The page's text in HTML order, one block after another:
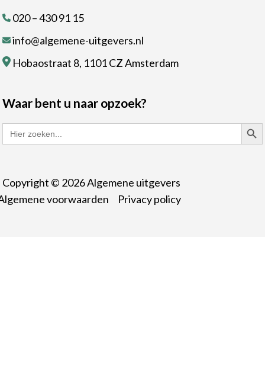
020 – 430 91 15
info@algemene-uitgevers.nl
Hobaostraat 8, 1101 CZ Amsterdam
Waar bent u naar opzoek?
Zoek
naar:
Copyright © 2026Algemene uitgevers
voorwaarden
Privacy policy